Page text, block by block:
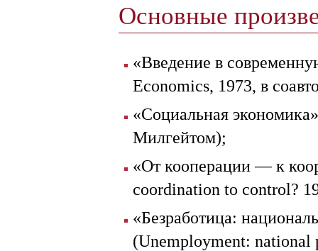
Основные
«Введение в
Economics, 1973, в
«Социальная
Милгейтом);
«От кооперации — к
coordination to control?
«Безработица:
(Unemployment: national